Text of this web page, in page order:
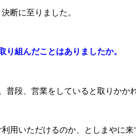
断に至りました。
組んだことはありましたか。
段、営業をしていると取りかか
用いただけるのか、としまやに